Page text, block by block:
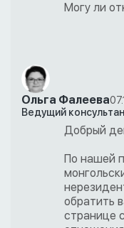
Могу ли
Ольга Фалеева
Ведущий
Добрый
По нашей
обратить
странице